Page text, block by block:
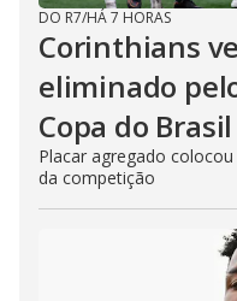
DO R7/HÁ 7 HORAS
Corinthians
eliminado
Copa do Brasil
Placar agregado
da competição